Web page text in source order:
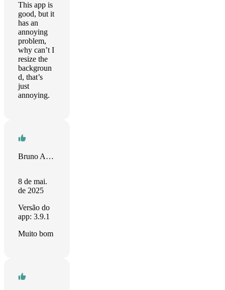
This app is
good, but it
has an
annoying
problem,
why can’t I
resize the
backgroun
d, that’s
just
annoying.
Bruno Aurélio Gonçalves
8 de mai.
de 2025
Versão do
app: 3.9.1
Muito bom